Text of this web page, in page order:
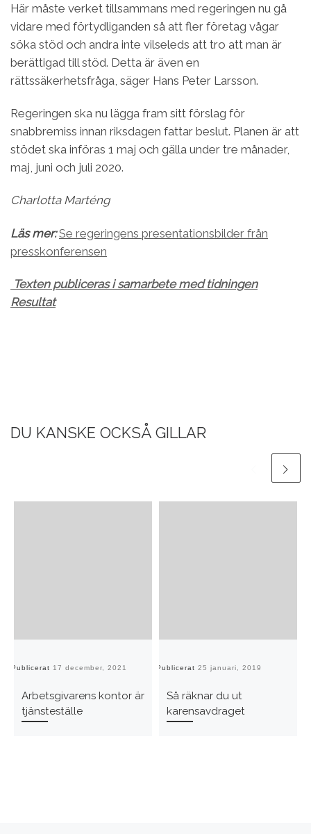
Här måste verket tillsammans med regeringen nu gå
vidare med förtydliganden så att fler företag vågar
söka stöd och andra inte vilseleds att tro att man är
berättigad till stöd. Detta är även en
rättssäkerhetsfråga, säger Hans Peter Larsson.
Regeringen ska nu lägga fram sitt förslag för
snabbremiss innan riksdagen fattar beslut. Planen är att
stödet ska införas 1 maj och gälla under tre månader,
maj, juni och juli 2020.
Charlotta Marténg
Läs mer: Se regeringens presentationsbilder från
presskonferensen
Texten publiceras i samarbete med tidningen
Resultat
DU KANSKE OCKSÅ GILLAR
Publicerat 17 december, 2021
Arbetsgivarens kontor är
tjänsteställe
Publicerat 25 januari, 2019
Så räknar du ut
karensavdraget